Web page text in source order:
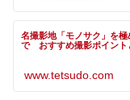
名撮影地「モノサク」を
で おすすめ撮影ポイント
www.tetsudo.com